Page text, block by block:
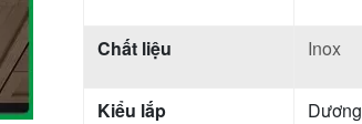
Chất liệu Inox
Kiểu lắp